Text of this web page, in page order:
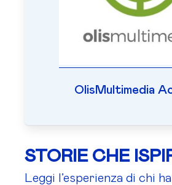
OlisMultimedia
STORIE CHE
Leggi l’esperienza di chi